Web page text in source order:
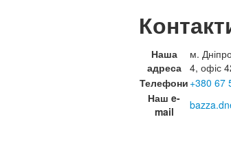
Наша
адреса
м.
4, офіс
Телефони +380 67
Наш e-
mail